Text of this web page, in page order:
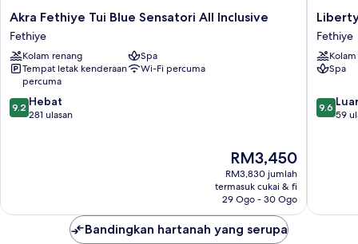
Akra
Fethiye
Tui
Blue
Sensatori
Inclusive
Fethiye
Akra Fethiye Tui Blue Sensatori All Inclusive
Fethiye
Kolam renang
Spa
Tempat letak kenderaan
percuma
Wi-Fi percuma
9.2
daripada
9.2 Hebat
281 ulasan
Harga
ialah
RM3,450
RM3,450
RM3,830 jumlah
termasuk cukai & fi
29 Ogo - 30 Ogo
Liberty
Lykia
-
Adults
Only
Fethiye
Spa
9.6
9.6
59
Bandingkan hartanah yang serupa